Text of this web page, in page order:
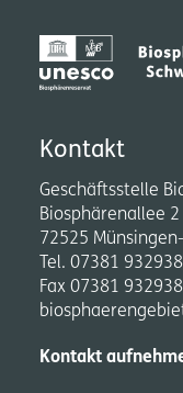
Kontakt
Geschäftsstelle
Biosphärenallee 2
72525
Tel. 07381
Fax 07381
Kontakt